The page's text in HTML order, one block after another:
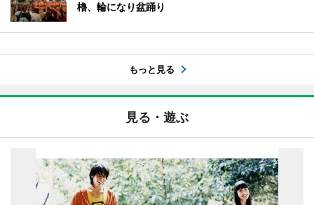
櫓、輪になり盆踊り
もっと見る
見る・遊ぶ